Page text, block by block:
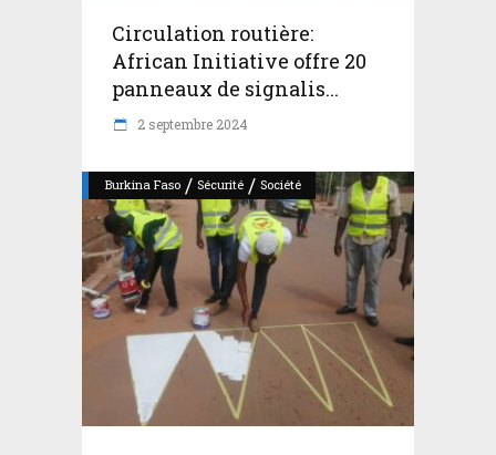
Circulation routière:
African Initiative offre 20
panneaux de signalis...
2 septembre 2024
Burkina Faso / Sécurité / Société